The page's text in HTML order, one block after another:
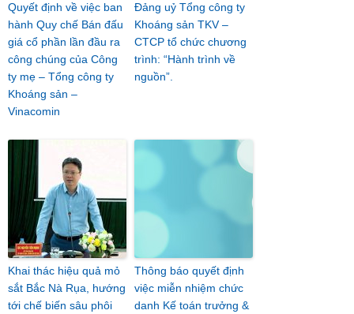
Quyết định về việc ban
hành Quy chế Bán đấu
giá cổ phần lần đầu ra
công chúng của Công
ty mẹ – Tổng công ty
Khoáng sản –
Vinacomin
Đảng uỷ Tổng công ty
Khoáng sản TKV –
CTCP tổ chức chương
trình: “Hành trình về
nguồn”.
Khai thác hiệu quả mỏ
sắt Bắc Nà Rụa, hướng
tới chế biến sâu phôi
Thông báo quyết định
việc miễn nhiệm chức
danh Kế toán trưởng &